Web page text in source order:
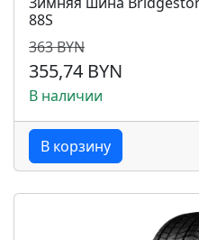
88S
363 BYN
355,74 BYN
В наличии
В корзину